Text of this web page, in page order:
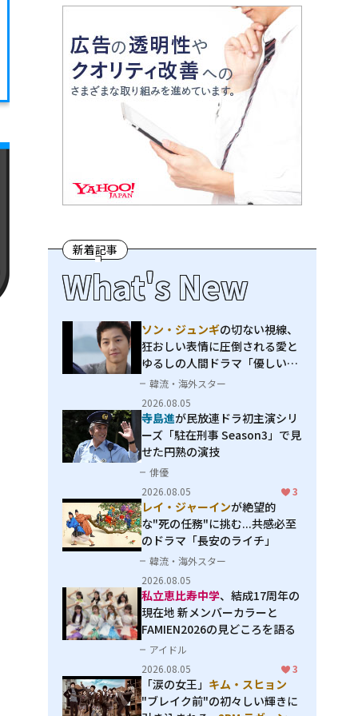
新着記事
What's New
ソン・ジュンギの切ない視線、
狂おしい表情に圧倒される――愛と
ゆるしの人間ドラマ「優しい
男」
韓流・海外スター
2026.08.05
寺島進が民放連ドラ初主演シリ
ーズ「駐在刑事 Season3」で見
せた円熟の演技
俳優
2026.08.05
3
レイ・ジャーインが絶望的
な"死の任務"に挑む...共感必至
のドラマ「長安のライチ」
韓流・海外スター
2026.08.05
私立恵比寿中学、結成17周年の
現在地 新メンバーカラーと
FAMIEN2026の見どころを語る
アイドル
2026.08.05
3
「涙の女王」 キム・スヒョン
"ブレイク前"の初々しい輝きに